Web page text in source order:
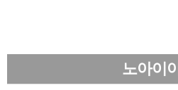
노아이